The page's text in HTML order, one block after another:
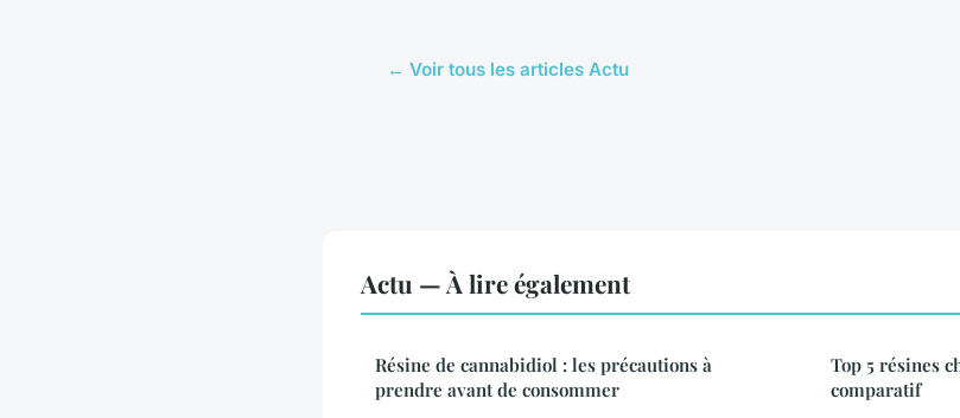
← Voir tous les articles Actu
Actu — À lire également
Résine de cannabidiol : les précautions à
prendre avant de consommer
Top 5 résines
comparatif